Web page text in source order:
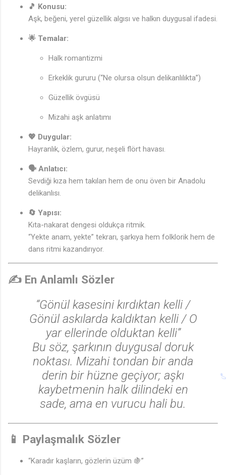
🎵 Konusu:
Aşk, beğeni, yerel güzellik algısı ve halkın duygusal ifadesi.
🌟 Temalar:
Halk romantizmi
Erkeklik gururu (“Ne olursa olsun delikanlılıkta”)
Güzellik övgüsü
Mizahi aşk anlatımı
💖 Duygular:
Hayranlık, özlem, gurur, neşeli flört havası.
🗣️ Anlatıcı:
Sevdiği kıza hem takılan hem de onu öven bir Anadolu
delikanlısı.
🔄 Yapısı:
Kıta-nakarat dengesi oldukça ritmik.
“Yekte anam, yekte” tekrarı, şarkıya hem folklorik hem de
dans ritmi kazandırıyor.
✍️ En Anlamlı Sözler
“Gönül kasesini kırdıktan kelli /
Gönül askılarda kaldıktan kelli / O
yar ellerinde olduktan kelli”
Bu söz, şarkının duygusal doruk
noktası. Mizahi tondan bir anda
derin bir hüzne geçiyor; aşkı
kaybetmenin halk dilindeki en
sade, ama en vurucu hali bu.
📱 Paylaşmalık Sözler
“Karadır kaşların, gözlerin üzüm 🍇”